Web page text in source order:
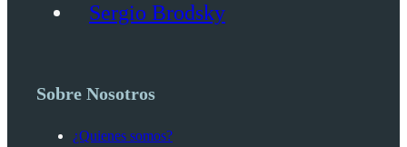
Sergio Brodsky
Sobre Nosotros
¿Quienes somos?